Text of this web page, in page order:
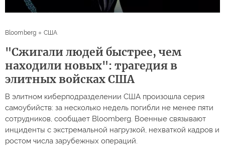
Bloomberg США
"Сжигали людей быстрее, чем
находили новых": трагедия в
элитных войсках США
В элитном киберподразделении США произошла серия
самоубийств: за несколько недель погибли не менее пяти
сотрудников, сообщает Bloomberg. Военные связывают
инциденты с экстремальной нагрузкой, нехваткой кадров и
ростом числа зарубежных операций.